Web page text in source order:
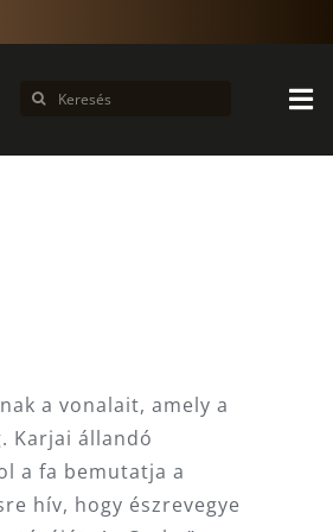
Keresés...
a vonalait, amely a
Karjai állandó
a fa bemutatja a
hív, hogy észrevegye